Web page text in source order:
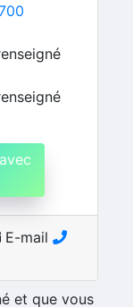
E-mail
et que vous